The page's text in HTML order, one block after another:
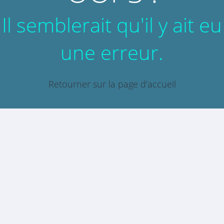
Il semblerait qu'il y ait eu
une erreur.
Retourner sur la page d'accueil